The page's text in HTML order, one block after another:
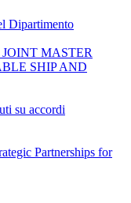
Dipartimento
MASTER
SHIP AND
su accordi
Partnerships for